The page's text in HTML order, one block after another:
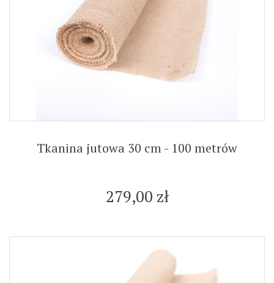
Tkanina jutowa 30 cm - 100 metrów
279,00 zł